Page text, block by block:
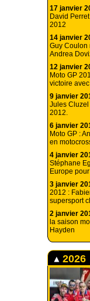
17 janvier
David
2012
14 janvier
Guy Coulon
Andrea
12 janvier
Moto GP
victoire
9 janvier
Jules
2012.
6 janvier
Moto GP :
en
4 janvier
Stéphane
Europe
3 janvier
2012 :
supersport
2 janvier
la saison
Hayden
2026